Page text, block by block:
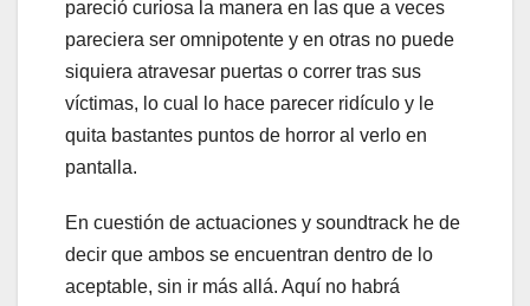
pareció curiosa la manera en las que a veces
pareciera ser omnipotente y en otras no puede
siquiera atravesar puertas o correr tras sus
víctimas, lo cual lo hace parecer ridículo y le
quita bastantes puntos de horror al verlo en
pantalla.
En cuestión de actuaciones y soundtrack he de
decir que ambos se encuentran dentro de lo
aceptable, sin ir más allá. Aquí no habrá